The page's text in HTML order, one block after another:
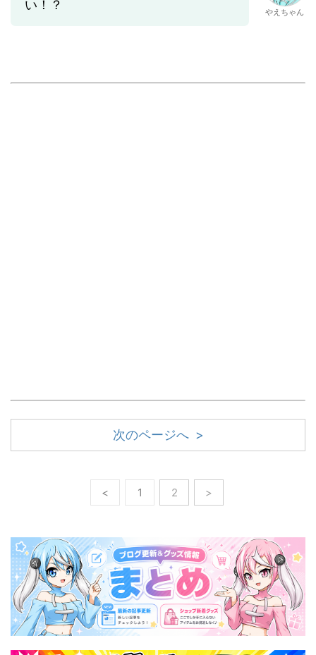
い！？ やえちゃん
次のページへ >
< 1 2 >